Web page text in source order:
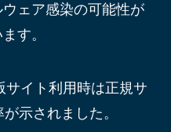
ェア感染の可能性が
す。
サイト利用時は正規サ
示されました。